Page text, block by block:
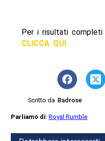
Per i risultati completi
CLICCA QUI
Scritto da Badrose
Parliamo di:Royal Rumble